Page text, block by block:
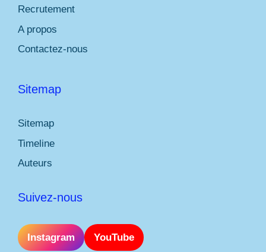
Recrutement
A propos
Contactez-nous
Sitemap
Sitemap
Timeline
Auteurs
Suivez-nous
Instagram YouTube